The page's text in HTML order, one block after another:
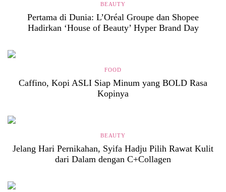
BEAUTY
Pertama di Dunia: L’Oréal Groupe dan Shopee
Hadirkan ‘House of Beauty’ Hyper Brand Day
FOOD
Caffino, Kopi ASLI Siap Minum yang BOLD Rasa
Kopinya
BEAUTY
Jelang Hari Pernikahan, Syifa Hadju Pilih Rawat Kulit
dari Dalam dengan C+Collagen